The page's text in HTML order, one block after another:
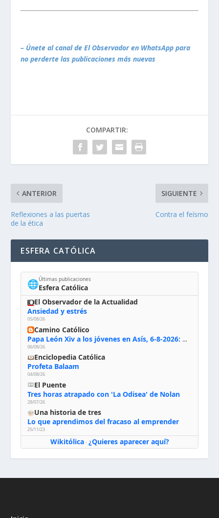
– Únete al canal de El Observador en WhatsApp para
no perderte las publicaciones más nuevas
COMPARTIR:
ANTERIOR
Reflexiones a las puertas
de la ética
SIGUIENTE
Contra el feísmo
ESFERA CATÓLICA
🌐Últimas publicaciones
Esfera Católica
El Observador de la Actualidad
Ansiedad y estrés
05/08/26
Camino Católico
Papa León Xiv a los jóvenes en Asís, 6-8-2026: «De san Francisco aprendan la radicalidad evangélica: no los vuelve ciegos ni violentos, sino sensibles, atentos, siempre en el seguimiento de Jesús, humildes y acogiendo a todos»
06/08/26
Enciclopedia Católica
Profeta Balaam
04/08/26
El Puente
Tres horas atrapado con 'La Odisea' de Nolan
28/07/26
Una historia de tres
Lo que aprendimos del fracaso al emprender
25/11/23
Wikitólica· ¿Quieres aparecer aquí?